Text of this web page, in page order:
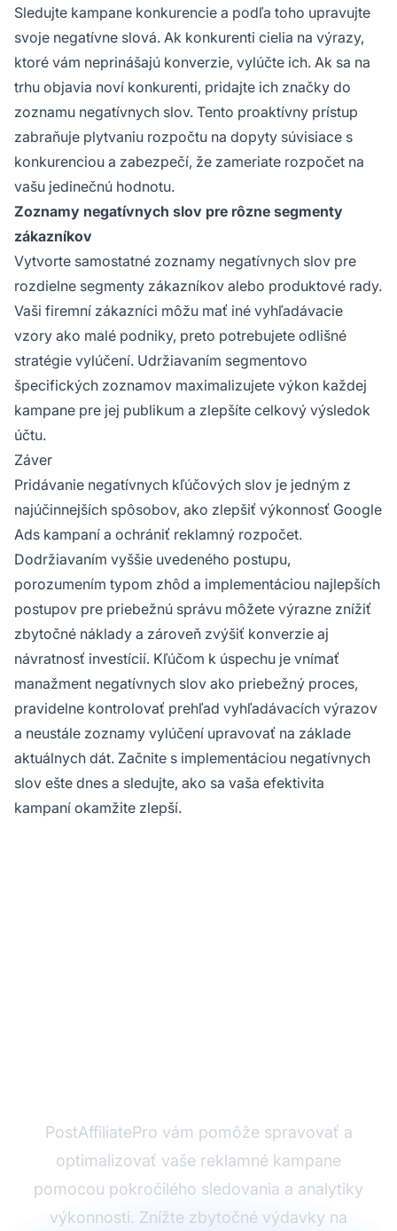
Sledujte kampane konkurencie a podľa toho upravujte
svoje negatívne slová. Ak konkurenti cielia na výrazy,
ktoré vám neprinášajú konverzie, vylúčte ich. Ak sa na
trhu objavia noví konkurenti, pridajte ich značky do
zoznamu negatívnych slov. Tento proaktívny prístup
zabraňuje plytvaniu rozpočtu na dopyty súvisiace s
konkurenciou a zabezpečí, že zameriate rozpočet na
vašu jedinečnú hodnotu.
Zoznamy negatívnych slov pre rôzne segmenty
zákazníkov
Vytvorte samostatné zoznamy negatívnych slov pre
rozdielne segmenty zákazníkov alebo produktové rady.
Vaši firemní zákazníci môžu mať iné vyhľadávacie
vzory ako malé podniky, preto potrebujete odlišné
stratégie vylúčení. Udržiavaním segmentovo
špecifických zoznamov maximalizujete výkon každej
kampane pre jej publikum a zlepšíte celkový výsledok
účtu.
Záver
Pridávanie negatívnych kľúčových slov je jedným z
najúčinnejších spôsobov, ako zlepšiť výkonnosť Google
Ads kampaní a ochrániť reklamný rozpočet.
Dodržiavaním vyššie uvedeného postupu,
porozumením typom zhôd a implementáciou najlepších
postupov pre priebežnú správu môžete výrazne znížiť
zbytočné náklady a zároveň zvýšiť konverzie aj
návratnosť investícií. Kľúčom k úspechu je vnímať
manažment negatívnych slov ako priebežný proces,
pravidelne kontrolovať prehľad vyhľadávacích výrazov
a neustále zoznamy vylúčení upravovať na základe
aktuálnych dát. Začnite s implementáciou negatívnych
slov ešte dnes a sledujte, ako sa vaša efektivita
kampaní okamžite zlepší.
PostAffiliatePro vám pomôže spravovať a
optimalizovať vaše reklamné kampane
pomocou pokročilého sledovania a analytiky
výkonnosti. Znížte zbytočné výdavky na